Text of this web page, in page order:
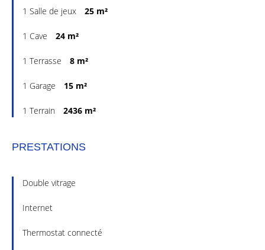
1 Salle de jeux 25 m²
1 Cave 24 m²
1 Terrasse 8 m²
1 Garage 15 m²
1 Terrain 2436 m²
PRESTATIONS
Double vitrage
Internet
Thermostat connecté